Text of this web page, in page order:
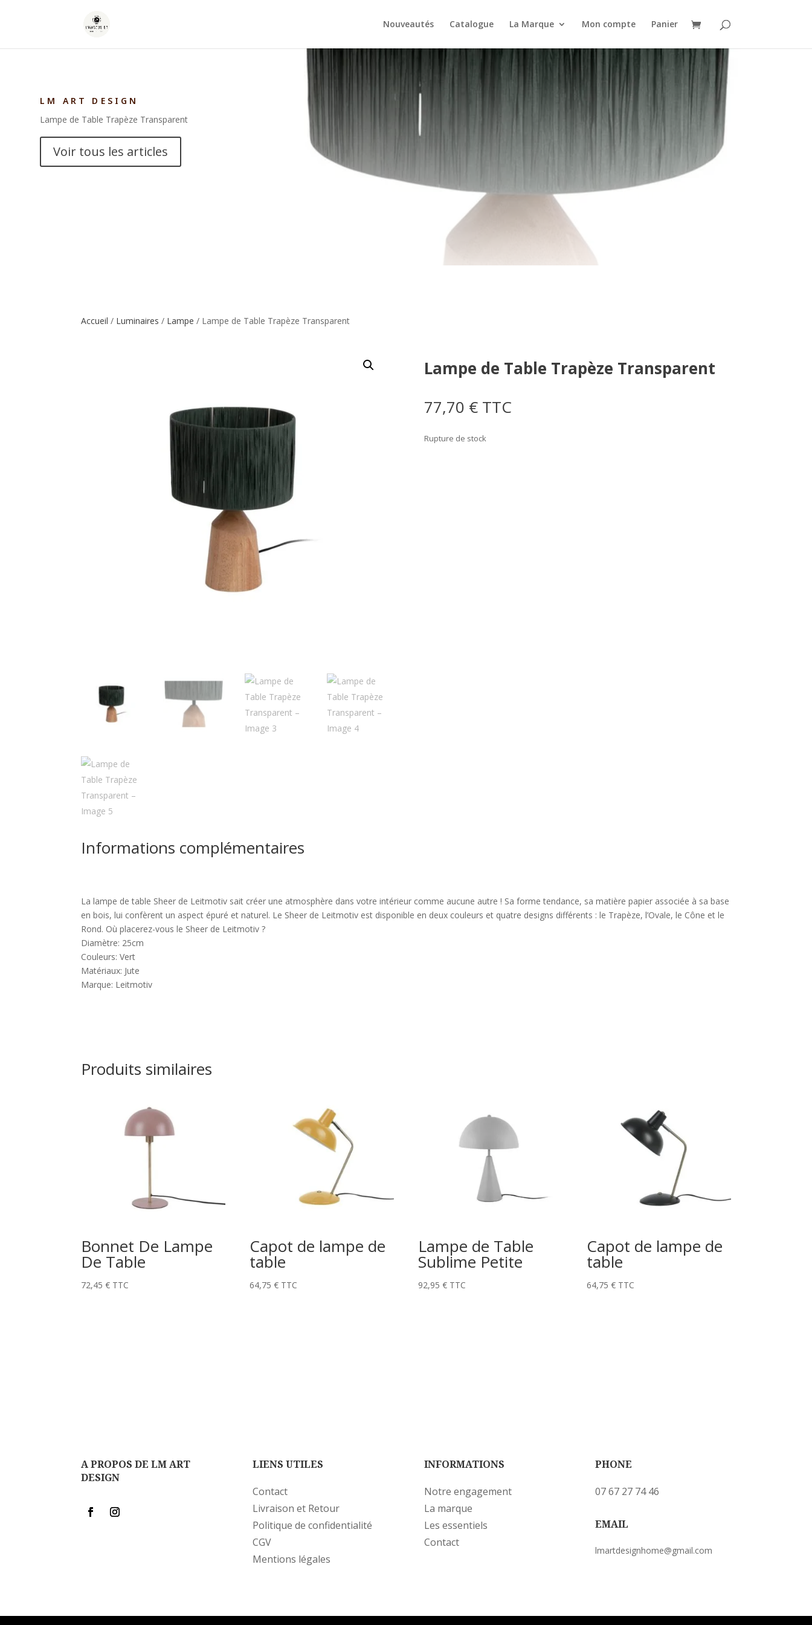
Nouveautés Catalogue La Marque Mon compte Panier
LM ART DESIGN
Lampe de Table Trapèze Transparent
Voir tous les articles
Accueil / Luminaires / Lampe / Lampe de Table Trapèze Transparent
Informations complémentaires
Lampe de Table Trapèze Transparent
77,70 € TTC
Rupture de stock
La lampe de table Sheer de Leitmotiv sait créer une atmosphère dans votre intérieur comme aucune autre ! Sa forme tendance, sa matière papier associée à sa base
en bois, lui confèrent un aspect épuré et naturel. Le Sheer de Leitmotiv est disponible en deux couleurs et quatre designs différents : le Trapèze, l’Ovale, le Cône et le
Rond. Où placerez-vous le Sheer de Leitmotiv ?
Diamètre: 25cm
Couleurs: Vert
Matériaux: Jute
Marque: Leitmotiv
Produits similaires
Bonnet De Lampe
De Table
72,45€ TTC
Capot de lampe de
table
64,75€ TTC
Lampe de Table
Sublime Petite
92,95€ TTC
Capot de lampe de
table
64,75€ TTC
A PROPOS DE LM ART
DESIGN
LIENS UTILES
Contact
Livraison et Retour
Politique de confidentialité
CGV
Mentions légales
INFORMATIONS
Notre engagement
La marque
Les essentiels
Contact
PHONE
07 67 27 74 46
EMAIL
lmartdesignhome@gmail.com